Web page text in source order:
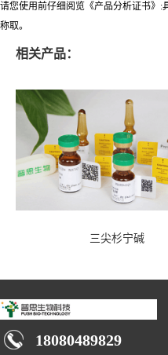
请您使用前仔细阅览《产品分析证书》:
称取。
相关产品：
三尖杉宁碱
18080489829